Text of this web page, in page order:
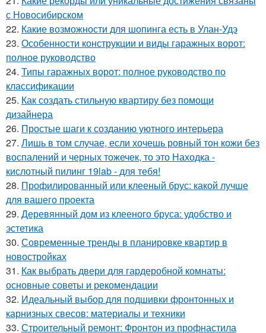
с Новосибирском
22. Какие возможности для шопинга есть в Улан-Удэ
23. Особенности конструкции и виды гаражных ворот:
полное руководство
24. Типы гаражных ворот: полное руководство по
классификации
25. Как создать стильную квартиру без помощи
дизайнера
26. Простые шаги к созданию уютного интерьера
27. Лишь в том случае, если хочешь ровный тон кожи без
воспалений и черных тожечек, то это Находка -
кислотный пилинг 19lab - для тебя!
28. Профилированный или клееный брус: какой лучше
для вашего проекта
29. Деревянный дом из клееного бруса: удобство и
эстетика
30. Современные тренды в планировке квартир в
новостройках
31. Как выбрать двери для гардеробной комнаты:
основные советы и рекомендации
32. Идеальный выбор для подшивки фронтонных и
карнизных свесов: материалы и техники
33. Строительный ремонт: Фронтон из профнастила